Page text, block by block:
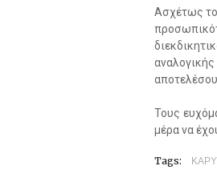
Ασχέτως
Τους
μέρα να
Tags: